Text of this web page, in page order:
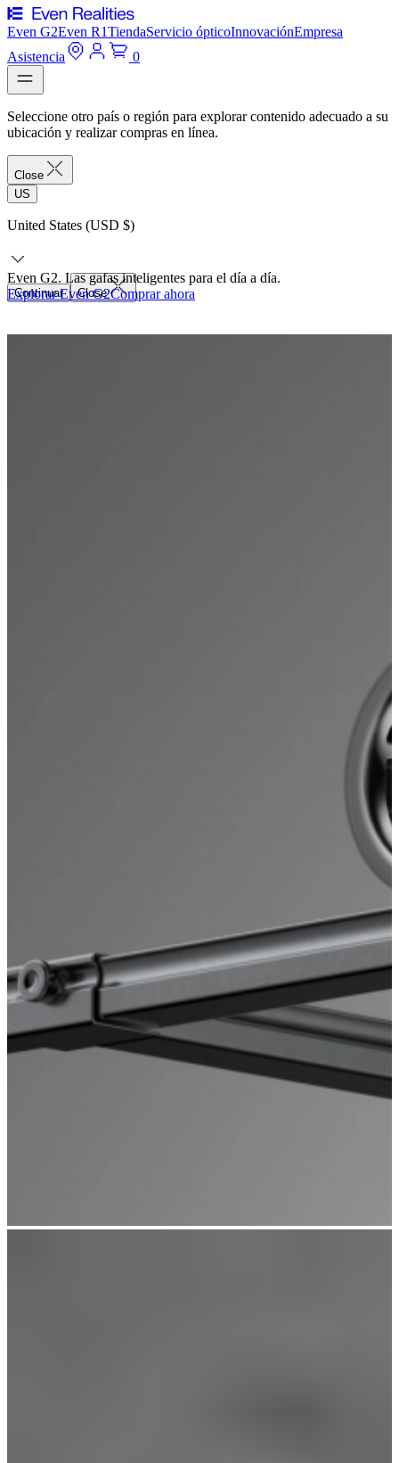
Even G2Even R1TiendaServicio ópticoInnovaciónEmpresa
Asistencia
0
Seleccione otro país o región para explorar contenido adecuado a su
ubicación y realizar compras en línea.
Close
US
United States (USD $)
Continuar Close
Even G2. Las gafas inteligentes para el día a día.
Explorar Even G2Comprar ahora